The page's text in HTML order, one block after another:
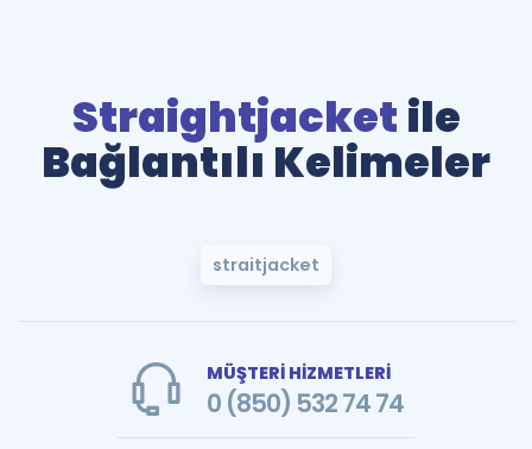
Straightjacket ile
Bağlantılı Kelimeler
straitjacket
MÜŞTERİ HİZMETLERİ
0 (850) 532 74 74